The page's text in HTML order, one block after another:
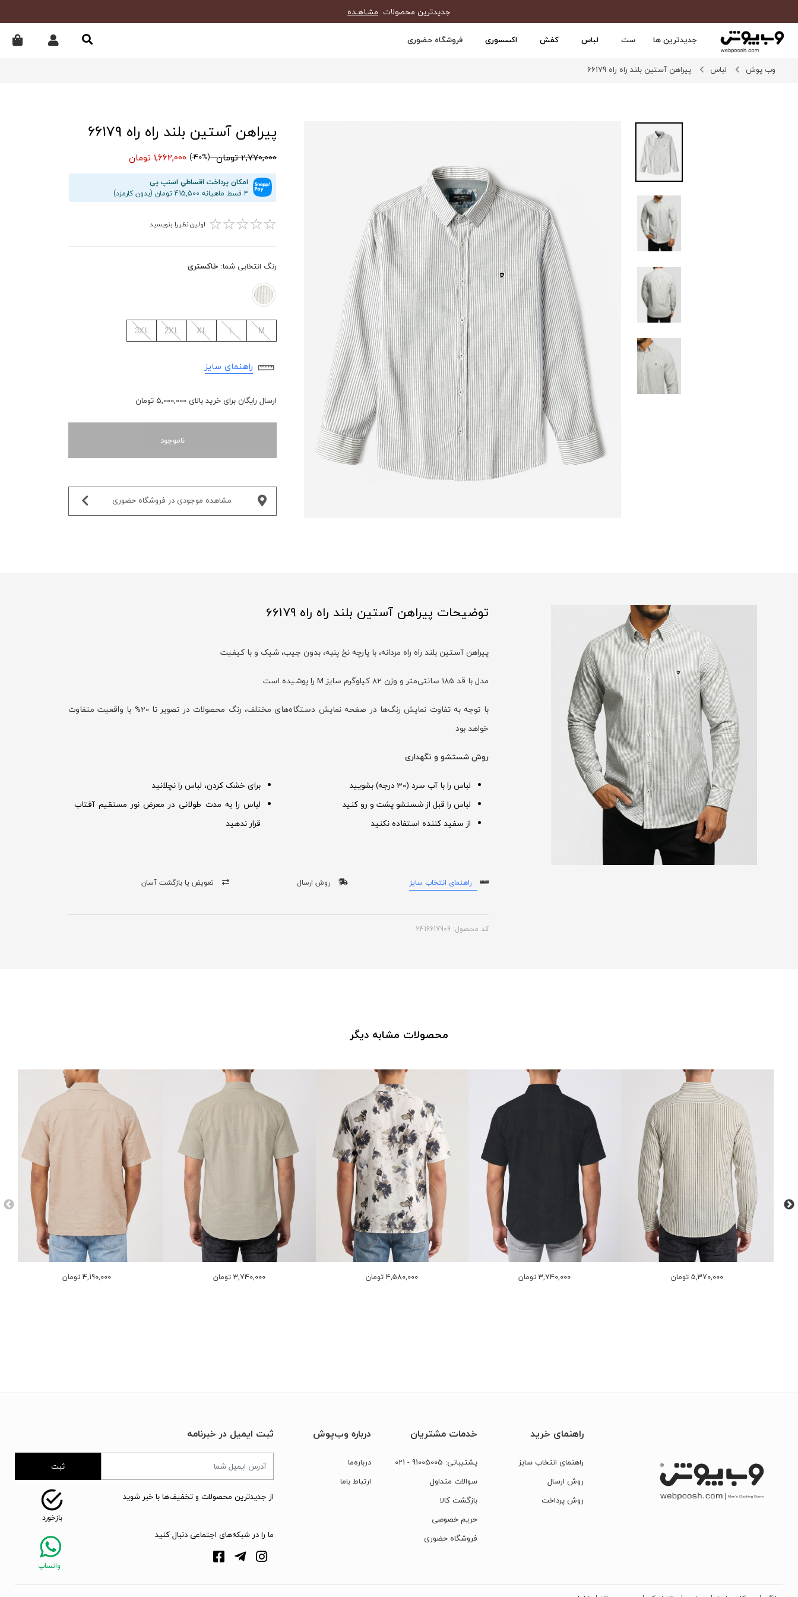
جدیدترین محصولات مشـاهـده
جدیدترین ها ست لباس کفش اکسسوری فروشگاه حضوری
وب پوش لباس پیراهن آستین بلند راه راه 66179
پیراهن آستین بلند راه راه 66179
2,770,000 تومان (40%-) 1,662,000 تومان
امکان پرداخت اقساطیِ اسنپ پی
۴ قسط ماهیانه 415,500 تومان (بدون کارمزد)
☆
☆
☆
☆
☆ اولین نظر را بنویسید
رنگ انتخابی شما: خاکستری
M
L
XL
2XL
3XL
راهنمای سایز
ارسال رایگان برای خرید بالای 5,000,000 تومان
ناموجود
مشاهده موجودی در فروشگاه حضوری‌
توضیحات پیراهن آستین بلند راه راه 66179
پیراهن آستین بلند راه راه مردانه، با پارچه نخ پنبه، بدون جیب، شیک و با کیفیت
مدل با قد 185 سانتی‌متر و وزن 82 کیلوگرم سایز M را پوشیده است
با توجه به تفاوت نمایش رنگ‌ها در صفحه نمایش دستگاه‌های مختلف، رنگ محصولات در تصویر تا 20% با واقعیت متفاوت
خواهد بود
روش شستشو و نگهداری
لباس را با آب سرد (30 درجه) بشویید
لباس را قبل از شستشو پشت و رو کنید
از سفید کننده استفاده نکنید
برای خشک کردن، لباس را نچلانید
لباس را به مدت طولانی در معرض نور مستقیم آفتاب
قرار ندهید
راهنمای انتخاب سایز روش ارسال تعویض یا بازگشت آسان
کد محصول: 2416617909
محصولات مشابه دیگر
4,190,000 تومان 3,740,000 تومان 4,580,000 تومان 3,740,000 تومان 5,370,000 تومان
راهنمای خرید
راهنمای انتخاب سایز
روش ارسال
روش پرداخت
خدمات مشتریان
پشتیبانی: 91005005
- 021
سوالات متداول
بازگشت کالا
حریم خصوصی
فروشگاه حضوری
درباره وب‌پوش
درباره‌ما
ارتباط‌ با‌ما
ثبت ایمیل در خبرنامه
ثبت
از جدیدترین محصولات و تخفیف‌ها با خبر شوید
ما را در شبکه‌های اجتماعی دنبال کنید